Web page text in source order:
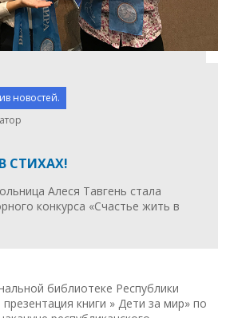
новостей.
СТИХАХ!
Алеся Тавгень стала
конкурса «Счастье жить в
библиотеке Республики
книги » Дети за мир» по